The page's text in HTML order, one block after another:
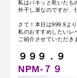
私はパキッと乾いたも
外干し派なのですが、
さて！本日は999.9より
私のおすすめしたいレ
ご紹介させていただき
９９９．９
NPM-７９